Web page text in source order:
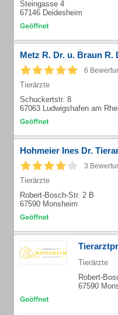
Steingasse 4
67146 Deidesheim
Metz R. Dr. u. Braun R.
6
Tierärzte
Schuckertstr. 8
67063 Ludwigshafen am
Hohmeier Ines Dr.
3
Tierärzte
Robert-Bosch-Str. 2 B
67590 Monsheim
Tierärzte
Robert-
67590